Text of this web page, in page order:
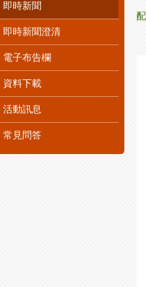
即時新聞
即時新聞澄清
電子布告欄
資料下載
活動訊息
常見問答